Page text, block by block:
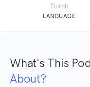
Dutch
LANGUAGE
What's This
About?